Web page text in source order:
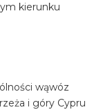
kierunku
wąwóz
i góry Cypru